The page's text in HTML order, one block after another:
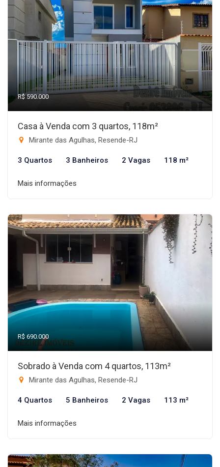
R$ 590.000
Casa à Venda com 3 quartos, 118m²
Mirante das Agulhas, Resende-RJ
3 Quartos 3 Banheiros 2 Vagas 118 m²
Mais informações
R$ 690.000
Sobrado à Venda com 4 quartos, 113m²
Mirante das Agulhas, Resende-RJ
4 Quartos 5 Banheiros 2 Vagas 113 m²
Mais informações